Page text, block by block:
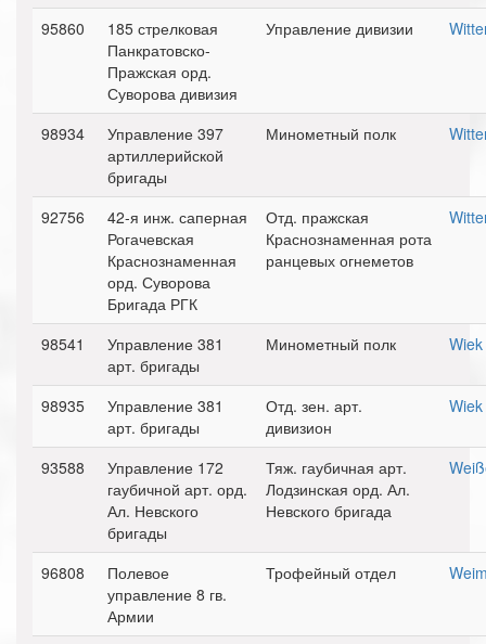
95860
185 стрелковая
Панкратовско-
Пражская орд.
Суворова дивизия
Управление дивизии
98934
Управление 397
артиллерийской
бригады
Минометный полк
92756
42-я инж. саперная
Рогачевская
Краснознаменная
орд. Суворова
Бригада РГК
Отд. пражская
Краснознаменная рота
ранцевых огнеметов
98541
Управление 381
арт. бригады
Минометный полк
98935
Управление 381
арт. бригады
Отд. зен. арт.
дивизион
93588
Управление 172
гаубичной арт. орд.
Ал. Невского
бригады
Тяж. гаубичная арт.
Лодзинская орд. Ал.
Невского бригада
96808
Полевое
управление 8 гв.
Армии
Трофейный отдел